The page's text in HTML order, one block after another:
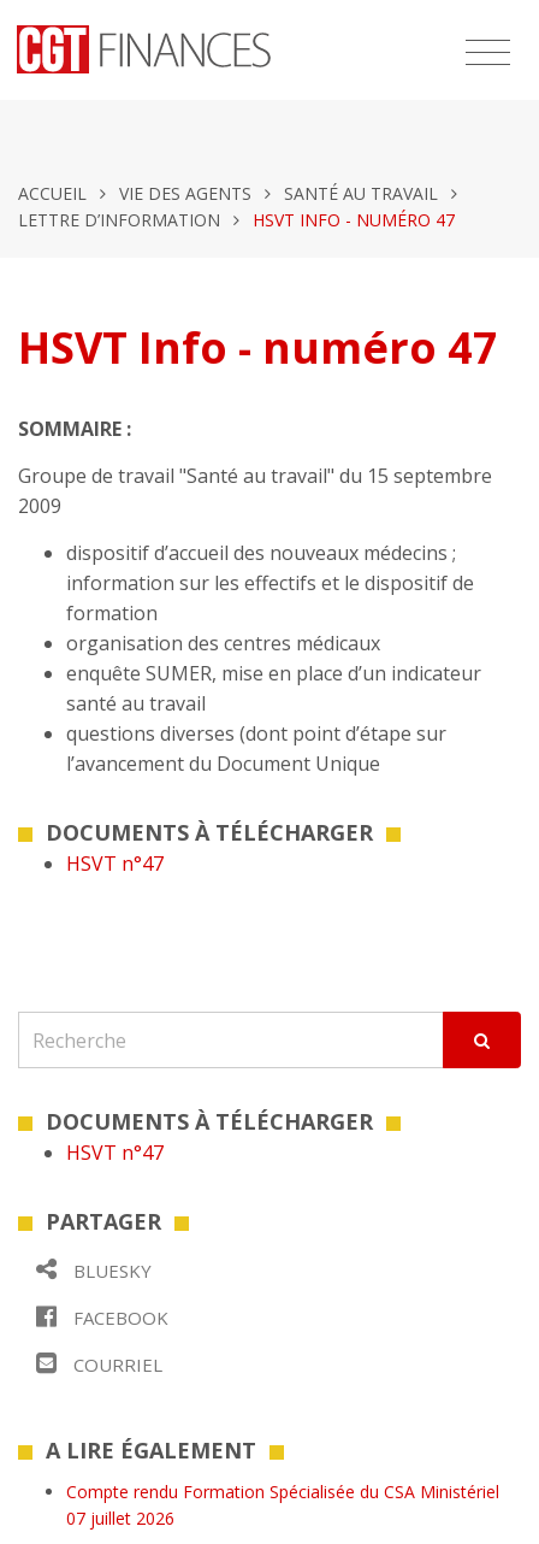
ACCUEIL VIE DES AGENTS
SANTÉ AU TRAVAIL
LETTRE D’INFORMATION
HSVT INFO - NUMÉRO 47
HSVT Info - numéro 47
SOMMAIRE :
Groupe de travail "Santé au travail" du 15 septembre
2009
dispositif d’accueil des nouveaux médecins ;
information sur les effectifs et le dispositif de
formation
organisation des centres médicaux
enquête SUMER, mise en place d’un indicateur
santé au travail
questions diverses (dont point d’étape sur
l’avancement du Document Unique
DOCUMENTS À TÉLÉCHARGER
HSVT n°47
DOCUMENTS À TÉLÉCHARGER
HSVT n°47
PARTAGER
BLUESKY
FACEBOOK
COURRIEL
A LIRE ÉGALEMENT
Compte rendu Formation Spécialisée du CSA Ministériel
07 juillet 2026